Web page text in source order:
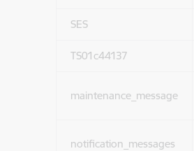
SES
TS01c44137
maintenance_message
notification_messages